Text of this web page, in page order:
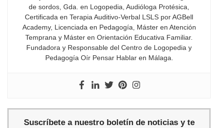
de sordos, Gda. en Logopedia, Audióloga Protésica,
Certificada en Terapia Auditivo-Verbal LSLS por AGBell
Academy, Licenciada en Pedagogía, Máster en Atención
Temprana y Máster en Orientación Educativa Familiar.
Fundadora y Responsable del Centro de Logopedia y
Pedagogía Oír Pensar Hablar en Málaga.
Suscríbete a nuestro boletín de noticias y te